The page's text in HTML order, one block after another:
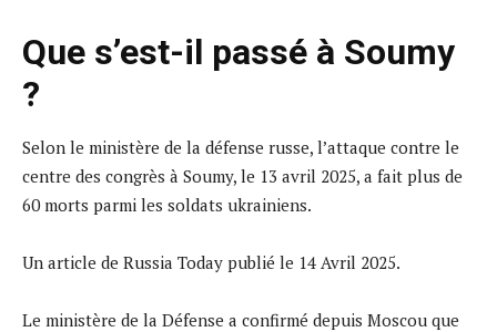
Que s’est-il passé à Soumy
?
Selon le ministère de la défense russe, l’attaque contre le
centre des congrès à Soumy, le 13 avril 2025, a fait plus de
60 morts parmi les soldats ukrainiens.
Un article de Russia Today publié le 14 Avril 2025.
Le ministère de la Défense a confirmé depuis Moscou que